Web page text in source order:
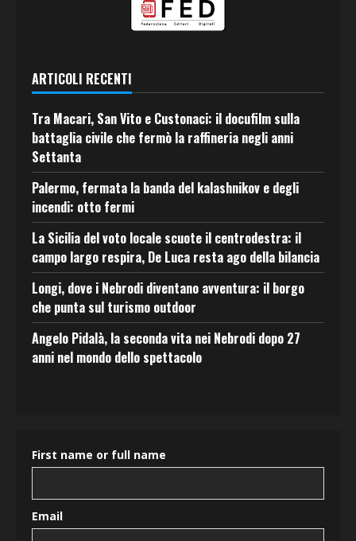
ARTICOLI RECENTI
Tra Macari, San Vito e Custonaci: il docufilm sulla
battaglia civile che fermò la raffineria negli anni
Settanta
Palermo, fermata la banda del kalashnikov e degli
incendi: otto fermi
La Sicilia del voto locale scuote il centrodestra: il
campo largo respira, De Luca resta ago della bilancia
Longi, dove i Nebrodi diventano avventura: il borgo
che punta sul turismo outdoor
Angelo Pidalà, la seconda vita nei Nebrodi dopo 27
anni nel mondo dello spettacolo
First name or full name
Email